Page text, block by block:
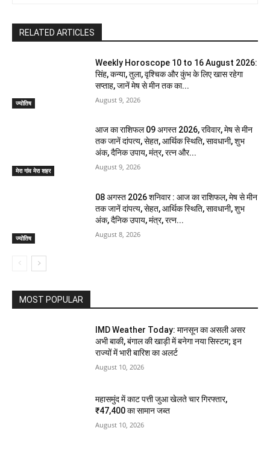
RELATED ARTICLES
ज्योतिष
Weekly Horoscope 10 to 16 August 2026:
सिंह, कन्या, तुला, वृश्चिक और कुंभ के लिए खास रहेगा
सप्ताह, जानें मेष से मीन तक का...
August 9, 2026
मेरा गांव मेरा शहर
आज का राशिफल 09 अगस्त 2026, रविवार, मेष से मीन
तक जानें दांपत्य, सेहत, आर्थिक स्थिति, सावधानी, शुभ
अंक, दैनिक उपाय, मंत्र, रत्न और...
August 9, 2026
ज्योतिष
08 अगस्त 2026 शनिवार : आज का राशिफल, मेष से मीन
तक जानें दांपत्य, सेहत, आर्थिक स्थिति, सावधानी, शुभ
अंक, दैनिक उपाय, मंत्र, रत्न...
August 8, 2026
MOST POPULAR
IMD Weather Today: मानसून का असली असर
अभी बाकी, बंगाल की खाड़ी में बनेगा नया सिस्टम; इन
राज्यों में भारी बारिश का अलर्ट
August 10, 2026
महासमुंद में काट पत्ती जुआ खेलते चार गिरफ्तार,
₹47,400 का सामान जब्त
August 10, 2026